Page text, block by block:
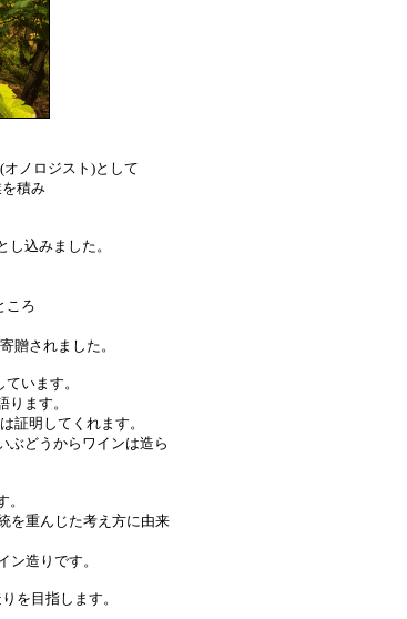
ノロジスト)として
積み
込みました。
ころ
贈されました。
います。
ます。
証明してくれます。
ぶどうからワインは造ら
を重んじた考え方に由来
造りです。
を目指します。